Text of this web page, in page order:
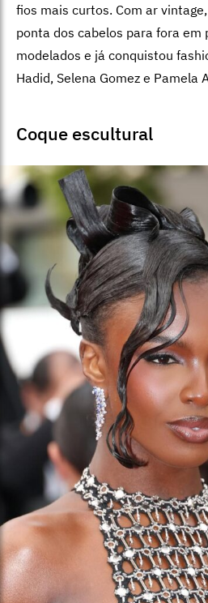
fios mais curtos. Com ar
ponta dos cabelos para fora em
modelados e já conquistou
Hadid, Selena Gomez e Pamela
Coque escultural